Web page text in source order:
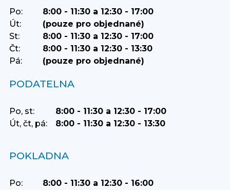
Po:
8:00 - 11:30 a 12:30 - 17:00
Út:
(pouze pro objednané)
St:
8:00 - 11:30 a 12:30 - 17:00
Čt:
8:00 - 11:30 a 12:30 - 13:30
Pá:
(pouze pro objednané)
PODATELNA
Po, st:
8:00 - 11:30 a 12:30 - 17:00
Út, čt, pá:
8:00 - 11:30 a 12:30 - 13:30
POKLADNA
Po:
8:00 - 11:30 a 12:30 - 16:00